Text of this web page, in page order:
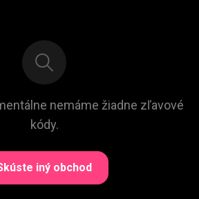
nemáme žiadne zľavové
kódy.
iný obchod